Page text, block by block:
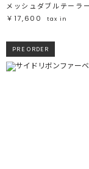
￥17,600
tax in
PRE ORDER